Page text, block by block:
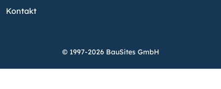
Kontakt
© 1997-2026 BauSites GmbH